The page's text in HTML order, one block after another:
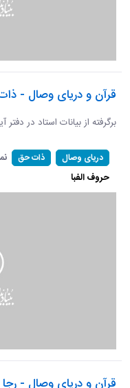
قرآن و دریای وصال -
برگرفته از بیانات استاد در دفتر
دریای وصال ذات حق
حروف الفبا
قرآن و دریای وصال - رجا